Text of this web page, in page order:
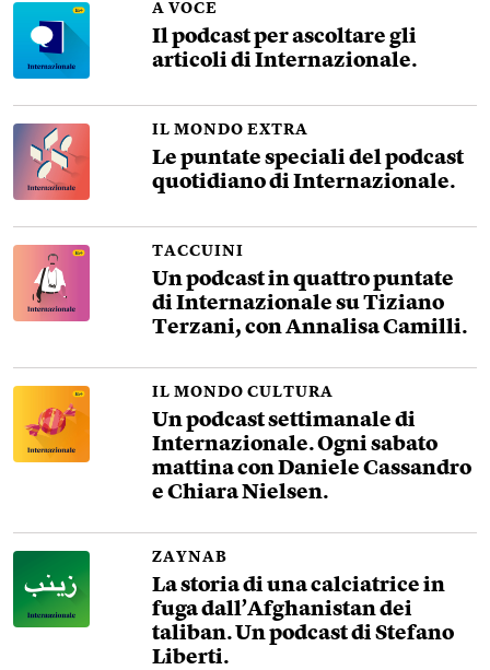
A VOCE
Il podcast per ascoltare gli
articoli di Internazionale.
IL MONDO EXTRA
Le puntate speciali del podcast
quotidiano di Internazionale.
TACCUINI
Un podcast in quattro puntate
di Internazionale su Tiziano
Terzani, con Annalisa Camilli.
IL MONDO CULTURA
Un podcast settimanale di
Internazionale. Ogni sabato
mattina con Daniele Cassandro
e Chiara Nielsen.
ZAYNAB
La storia di una calciatrice in
fuga dall’Afghanistan dei
taliban. Un podcast di Stefano
Liberti.